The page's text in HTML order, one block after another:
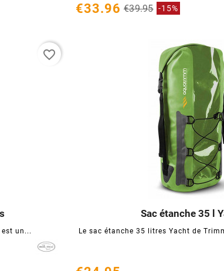
€33.96 €39.95 -15%
un...
favorite_border
Sac étanche 35 l
Le sac étanche 35 litres Yacht de
  